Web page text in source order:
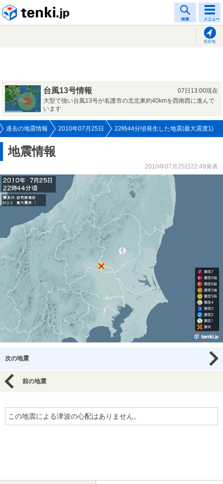
検索 メニュー
現在地
台風13号情報
07日13:00現在
大型で強い台風13号が名護市の北北東約40kmを西南西に進んで
います
過去の地震情報 2010年07月25日 22時44分頃発生した地震(最大震度1)
地震情報
2010年07月25日22:49発表
次の地震
前の地震
この地震による津波の心配はありません。